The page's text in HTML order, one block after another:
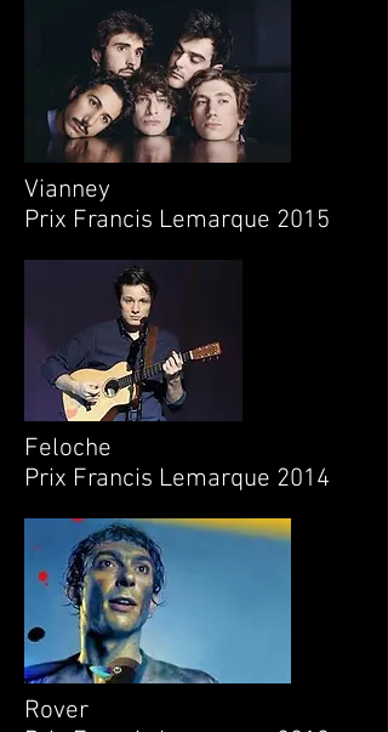
Vianney
Prix Francis Lemarque 2015
Feloche
Prix Francis Lemarque 2014
Rover